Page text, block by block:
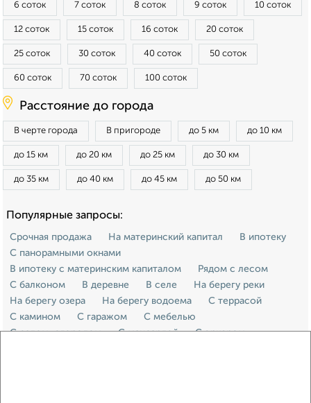
6 соток 7 соток 8 соток 9 соток 10 соток
12 соток 15 соток 16 соток 20 соток
25 соток 30 соток 40 соток 50 соток
60 соток 70 соток 100 соток
Расстояние до города
В черте города В пригороде до 5 км до 10 км
до 15 км до 20 км до 25 км до 30 км
до 35 км до 40 км до 45 км до 50 км
Популярные запросы:
Срочная продажа На материнский капитал
В ипотеку
С панорамными окнами
В ипотеку с материнским капиталом
Рядом с лесом
С балконом
В деревне В селе
На берегу реки
На берегу озера
На берегу водоема
С террасой
С камином
С гаражом
С мебелью
С садом, огородом
С мансардой
С эркером